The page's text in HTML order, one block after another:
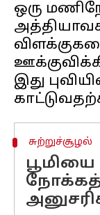
ஒரு
இது
சுற்றுச்சூழல்
பூமியை